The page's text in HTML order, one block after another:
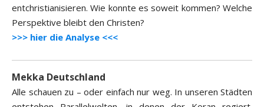
entchristianisieren. Wie konnte es soweit kommen? Welche
Perspektive bleibt den Christen?
>>> hier die Analyse <<<
Mekka Deutschland
Alle schauen zu – oder einfach nur weg. In unseren Städten